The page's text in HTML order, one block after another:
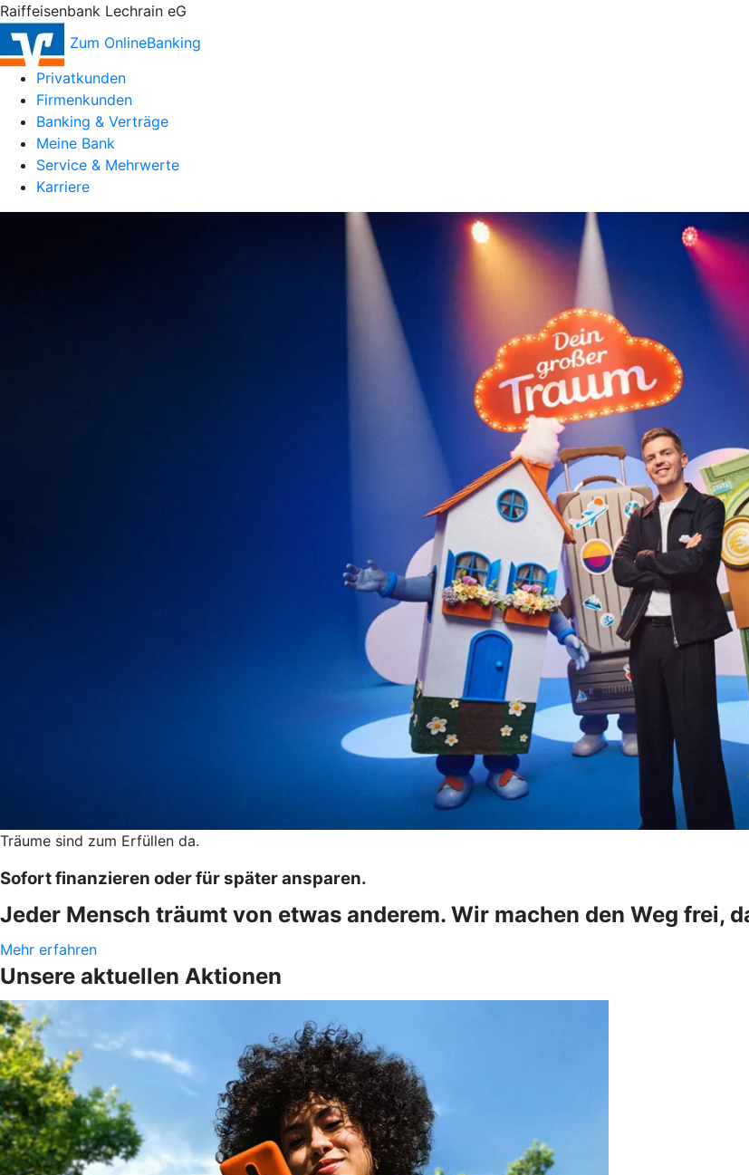
Raiffeisenbank Lechrain eG
Zum OnlineBanking
Privatkunden
Firmenkunden
Banking & Verträge
Meine Bank
Service & Mehrwerte
Karriere
Träume sind zum Erfüllen da.
Sofort finanzieren oder für später ansparen.
Jeder Mensch träumt von etwas anderem. Wir machen den Weg frei,
Mehr erfahren
Unsere aktuellen Aktionen